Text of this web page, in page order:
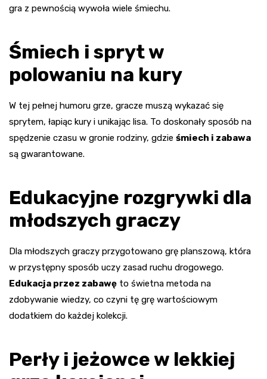
gra z pewnością wywoła wiele śmiechu.
Śmiech i spryt w
polowaniu na kury
W tej pełnej humoru grze, gracze muszą wykazać się
sprytem, łapiąc kury i unikając lisa. To doskonały sposób na
spędzenie czasu w gronie rodziny, gdzie śmiech i zabawa
są gwarantowane.
Edukacyjne rozgrywki dla
młodszych graczy
Dla młodszych graczy przygotowano grę planszową, która
w przystępny sposób uczy zasad ruchu drogowego.
Edukacja przez zabawę to świetna metoda na
zdobywanie wiedzy, co czyni tę grę wartościowym
dodatkiem do każdej kolekcji.
Perły i jeżowce w lekkiej